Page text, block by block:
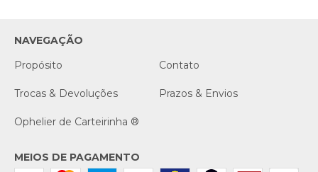
NAVEGAÇÃO
Propósito
Contato
Trocas & Devoluções Prazos & Envios
Ophelier de Carteirinha ®
MEIOS DE PAGAMENTO